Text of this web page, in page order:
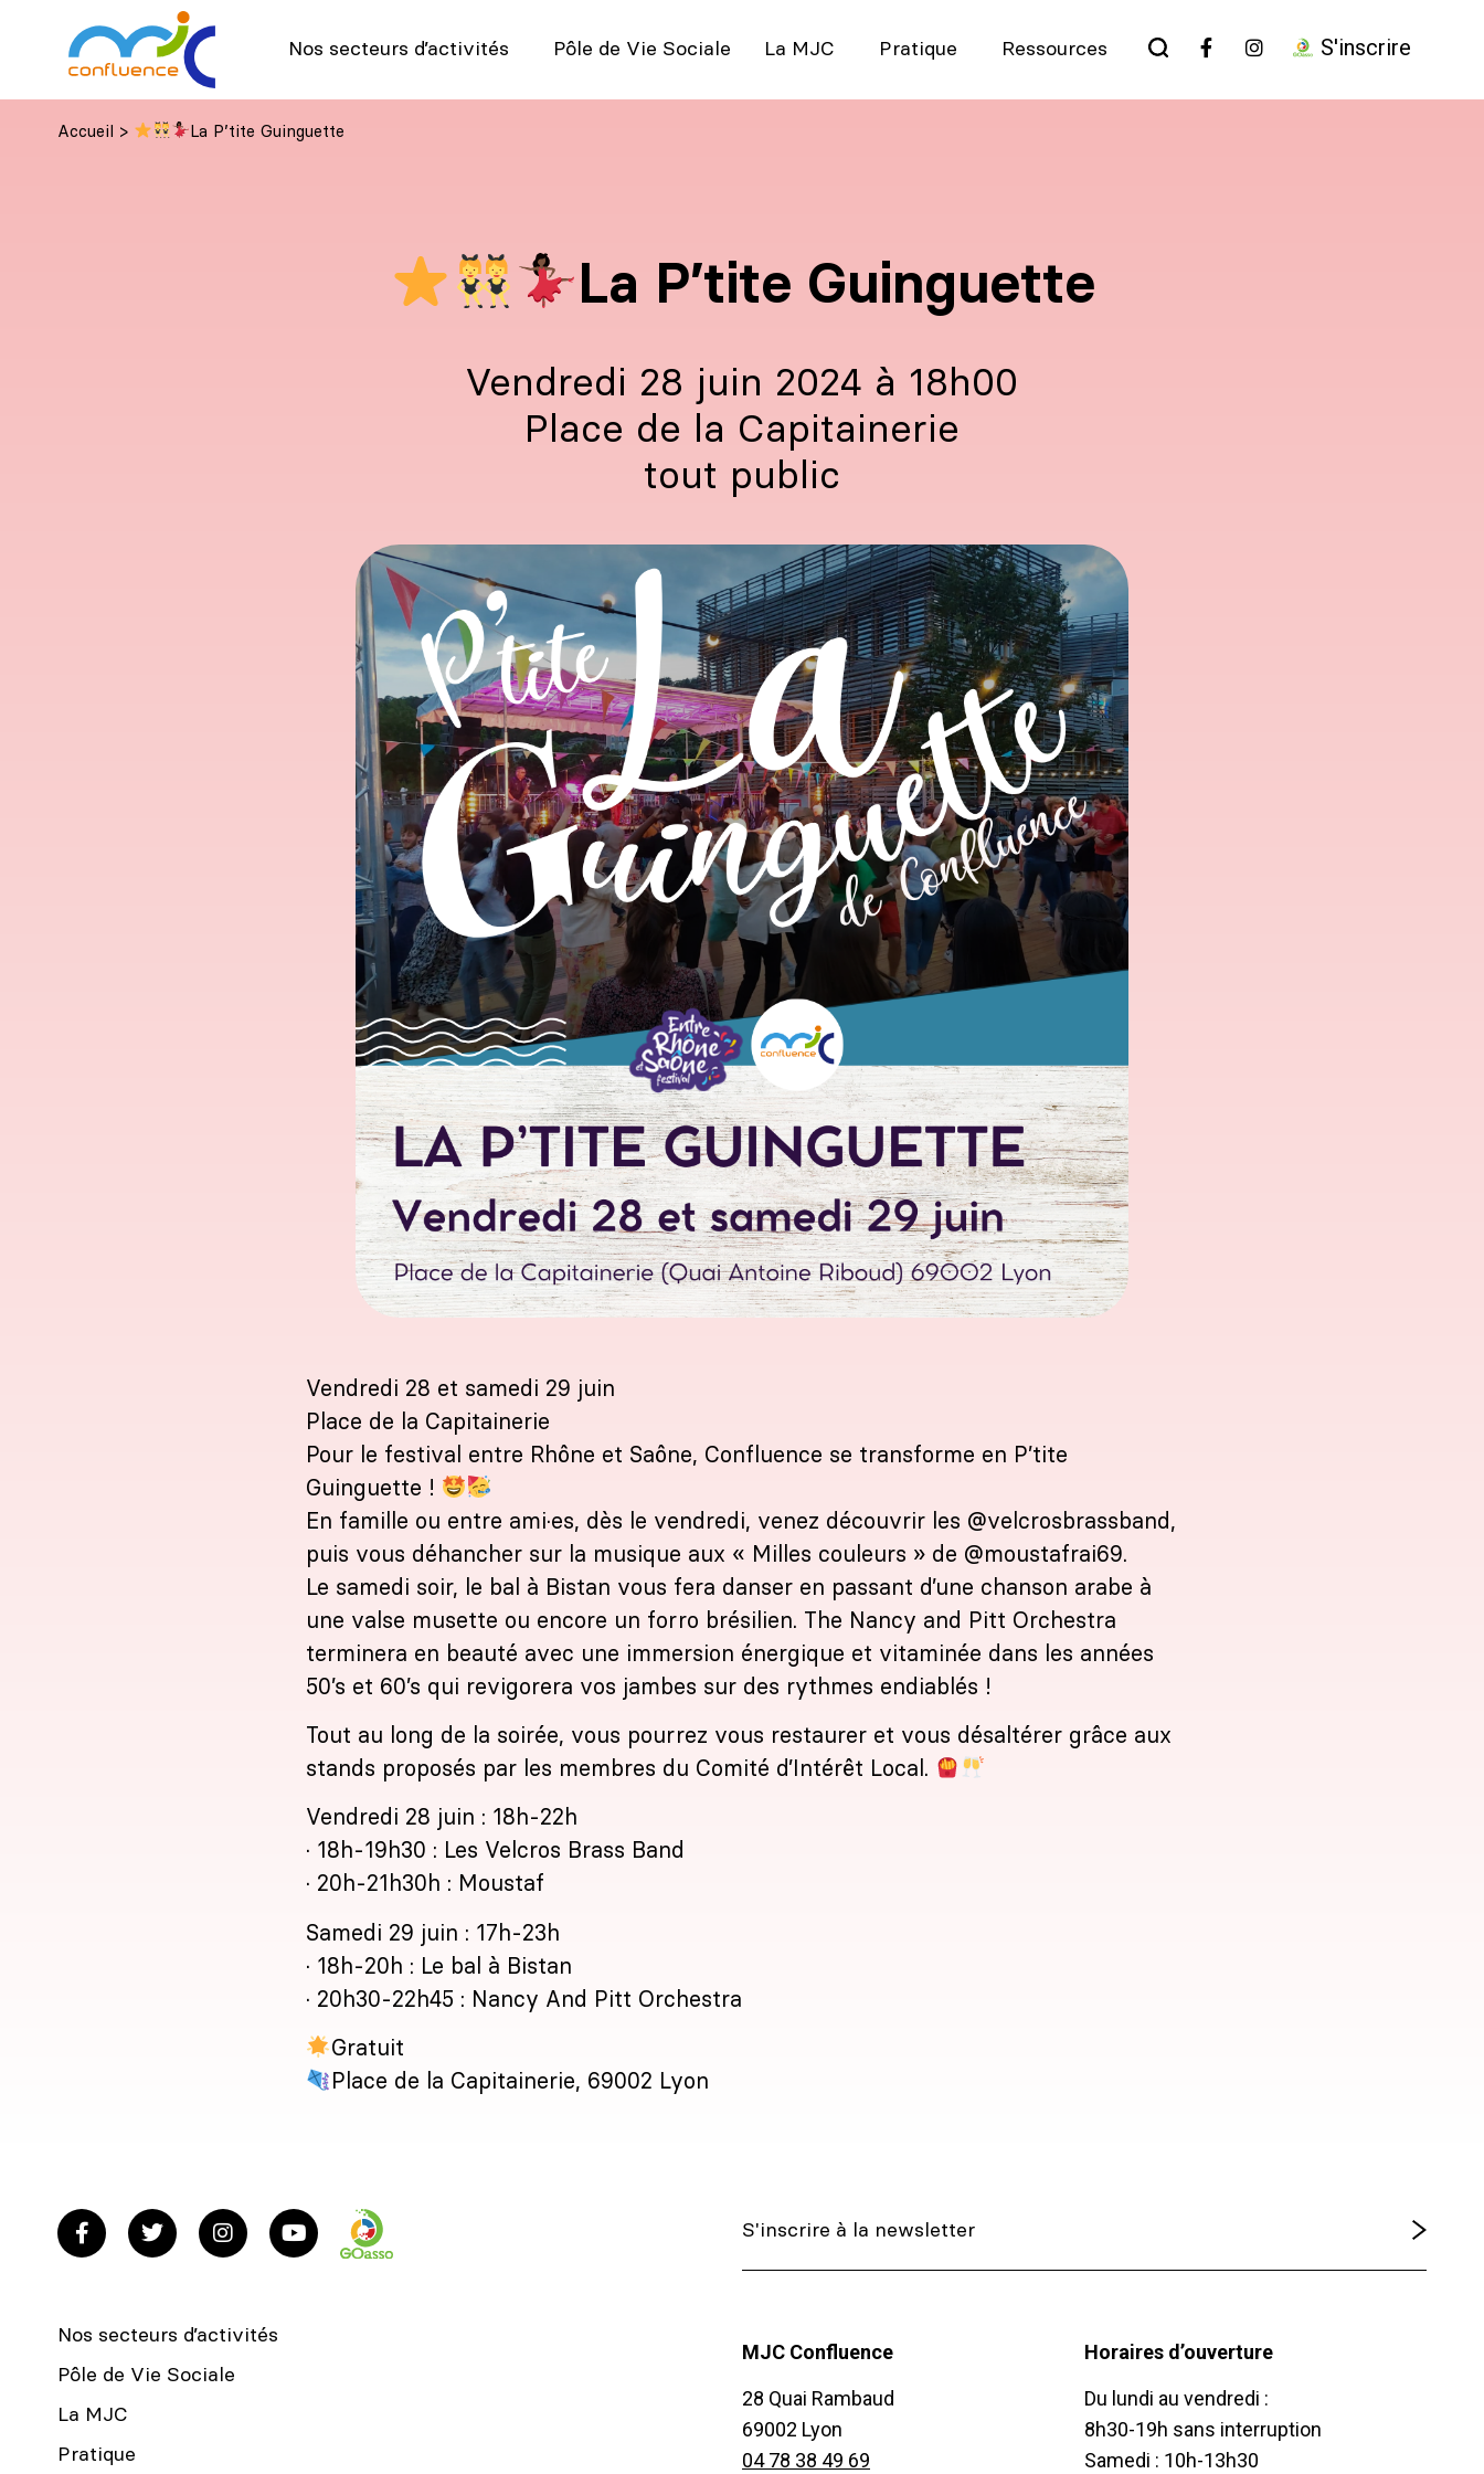
Nos secteurs d’activités Pôle de Vie Sociale La MJC Pratique Ressources S'inscrire
Accueil > La P’tite Guinguette
La P’tite Guinguette
vendredi 28 juin 2024 à 18h00
Place de la Capitainerie
tout public
Vendredi 28 et samedi 29 juin
Place de la Capitainerie
Pour le festival entre Rhône et Saône, Confluence se transforme en P’tite
Guinguette !
En famille ou entre ami·es, dès le vendredi, venez découvrir les @velcrosbrassband ,
puis vous déhancher sur la musique aux « Milles couleurs » de @moustafrai69.
Le samedi soir, le bal à Bistan vous fera danser en passant d’une chanson arabe à
une valse musette ou encore un forro brésilien. The Nancy and Pitt Orchestra
terminera en beauté avec une immersion énergique et vitaminée dans les années
50’s et 60’s qui revigorera vos jambes sur des rythmes endiablés !
Tout au long de la soirée, vous pourrez vous restaurer et vous désaltérer grâce aux
stands proposés par les membres du Comité d’Intérêt Local.
Vendredi 28 juin : 18h-22h
· 18h-19h30 : Les Velcros Brass Band
· 20h-21h30h : Moustaf
Samedi 29 juin : 17h-23h
· 18h-20h : Le bal à Bistan
· 20h30-22h45 : Nancy And Pitt Orchestra
Gratuit
Place de la Capitainerie, 69002 Lyon
Nos secteurs d’activités
Pôle de Vie Sociale
La MJC
Pratique
MJC Confluence
28 Quai Rambaud
69002 Lyon
04 78 38 49 69
Horaires d’ouverture
Du lundi au vendredi :
8h30-19h sans interruption
Samedi : 10h-13h30